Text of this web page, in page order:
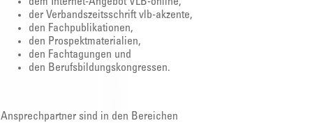
der Verbandszeitsschrift vlb-akzente,
den Fachpublikationen,
den Prospektmaterialien,
den Fachtagungen und
den Berufsbildungskongressen.
Ansprechpartner sind in den Bereichen